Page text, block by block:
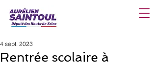
Rentrée scolaire à
4 sept. 2023